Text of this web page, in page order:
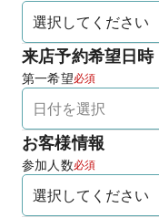
来店予約希望日時
第一希望必須
お客様情報
参加人数必須